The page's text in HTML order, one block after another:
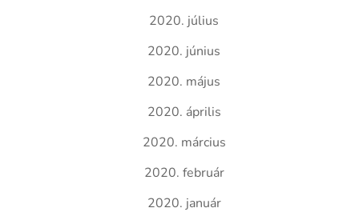
2020. július
2020. június
2020. május
2020. április
2020. március
2020. február
2020. január